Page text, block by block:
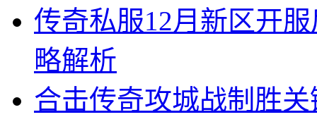
传奇私服12月新区开
略解析
合击传奇攻城战制胜